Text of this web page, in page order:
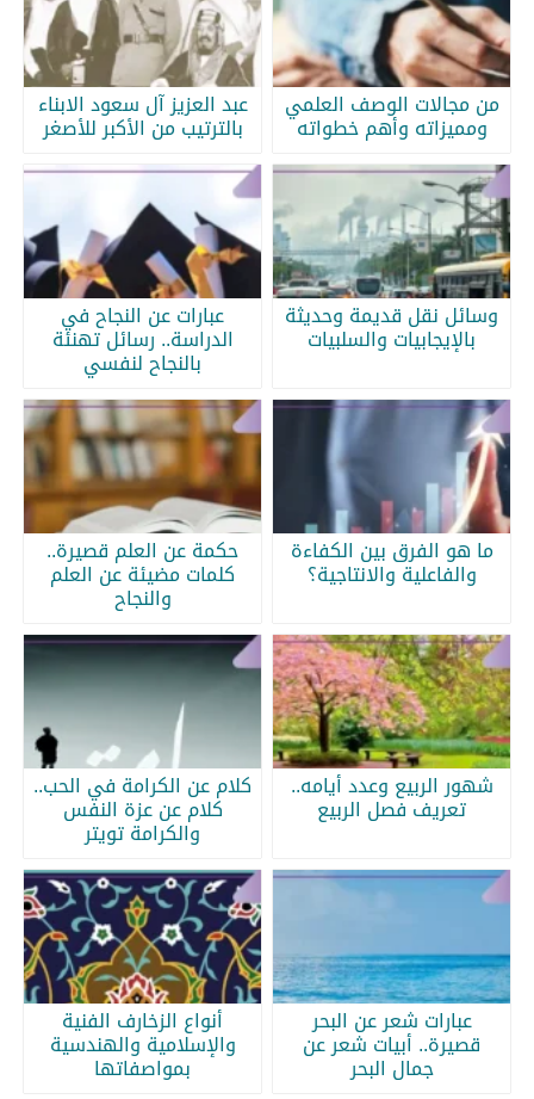
من مجالات الوصف العلمي
ومميزاته وأهم خطواته
عبد العزيز آل سعود الابناء
بالترتيب من الأكبر للأصغر
وسائل نقل قديمة وحديثة
بالإيجابيات والسلبيات
عبارات عن النجاح في
الدراسة.. رسائل تهنئة
بالنجاح لنفسي
ما هو الفرق بين الكفاءة
والفاعلية والانتاجية؟
حكمة عن العلم قصيرة..
كلمات مضيئة عن العلم
والنجاح
شهور الربيع وعدد أيامه..
تعريف فصل الربيع
كلام عن الكرامة في الحب..
كلام عن عزة النفس
والكرامة تويتر
عبارات شعر عن البحر
قصيرة.. أبيات شعر عن
جمال البحر
أنواع الزخارف الفنية
والإسلامية والهندسية
بمواصفاتها